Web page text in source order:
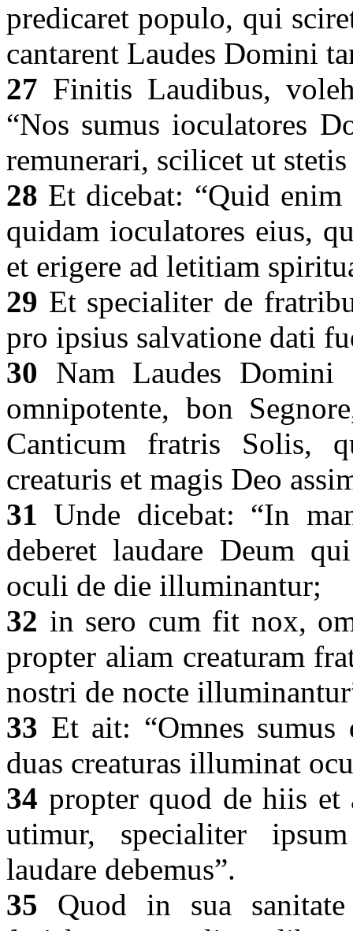
predicaret populo, qui
cantarent Laudes Domini
27 Finitis Laudibus,
“Nos sumus ioculatores
remunerari, scilicet ut
28 Et dicebat: “Quid
quidam ioculatores eius,
et erigere ad letitiam
29 Et specialiter de
pro ipsius salvatione dati
30 Nam Laudes Domini
omnipotente, bon
Canticum fratris Solis,
creaturis et magis Deo
31 Unde dicebat: “In
deberet laudare Deum
oculi de die illuminantur;
32 in sero cum fit nox,
propter aliam creaturam
nostri de nocte
33 Et ait: “Omnes
duas creaturas illuminat
34 propter quod de hiis
utimur, specialiter
laudare debemus”.
35 Quod in sua